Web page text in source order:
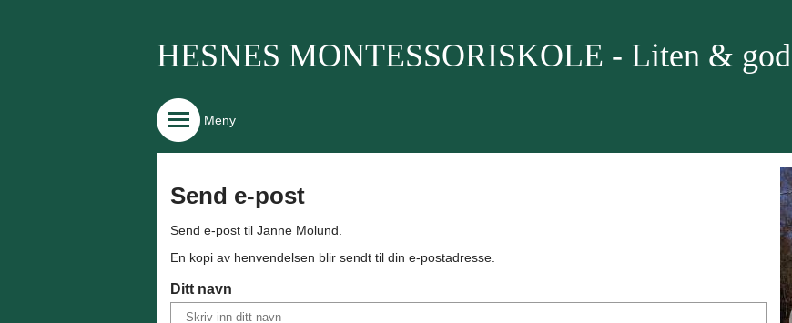
HESNES MONTESSORISKOLE - Liten & god
Meny
Send e-post
Send e-post til Janne Molund.
En kopi av henvendelsen blir sendt til din e-postadresse.
Ditt navn